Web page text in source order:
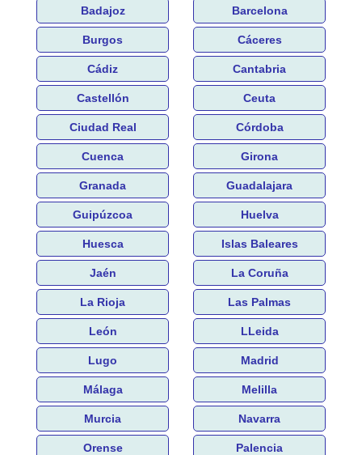
Badajoz Barcelona
Burgos Cáceres
Cádiz Cantabria
Castellón Ceuta
Ciudad Real Córdoba
Cuenca Girona
Granada Guadalajara
Guipúzcoa Huelva
Huesca Islas Baleares
Jaén La Coruña
La Rioja Las Palmas
León LLeida
Lugo Madrid
Málaga Melilla
Murcia Navarra
Orense Palencia